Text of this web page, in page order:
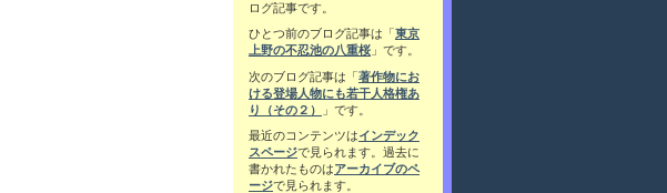
ログ記事です。
ひとつ前のブログ記事は「 東京
上野の不忍池の八重桜 」です。
次のブログ記事は「著作物にお
ける登場人物にも若干人格権あ
り（その２）
」です。
最近のコンテンツはインデック
スページで見られます。過去に
書かれたものはアーカイブのペ
ージで見られます。